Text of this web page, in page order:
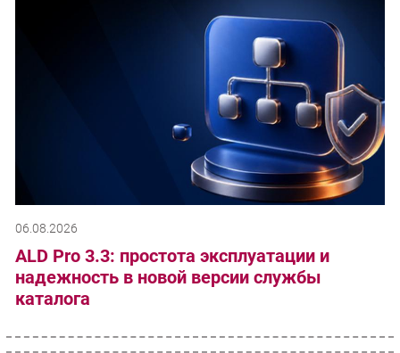
06.08.2026
ALD Pro 3.3: простота эксплуатации и
надежность в новой версии службы
каталога